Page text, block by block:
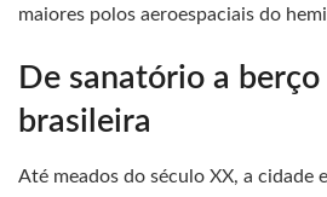
maiores polos aeroespaciais do
De sanatório a
brasileira
Até meados do século XX, a cidade